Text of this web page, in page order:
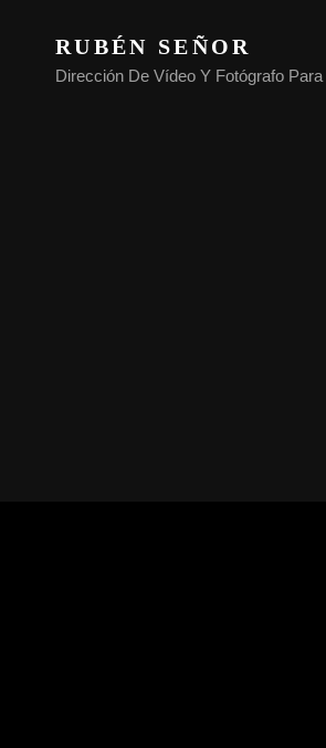
RUBÉN SEÑOR
Dirección De Vídeo Y Fotógrafo